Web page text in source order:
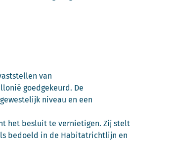
van
goedgekeurd. De
niveau en een
het besluit te vernietigen. Zij stelt
bedoeld in de Habitatrichtlijn en